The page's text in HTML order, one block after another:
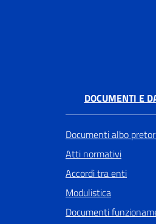
DOCUMENTI E
Documenti albo
Atti normativi
Accordi tra enti
Modulistica
Documenti